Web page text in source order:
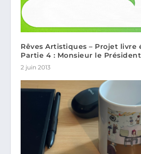
Rêves Artistiques – Projet livre
Partie 4 : Monsieur le Président
2 juin 2013